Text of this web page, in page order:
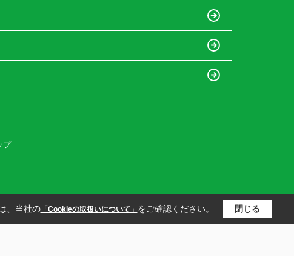
プ
、当社の「Cookieの取扱いについて」 をご確認ください。 閉じる